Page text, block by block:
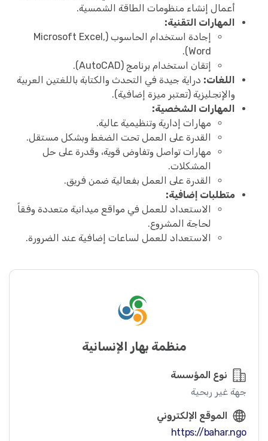
أعمال إنشاء منظومات الطاقة الشمسية.
المهارات التقنية:
إجادة استخدام الحاسوب (Microsoft Excel,
Word).
إتقان استخدام برنامج (AutoCAD).
اللغات: دراية جيدة في التحدث والكتابة باللغتين العربية
والإنجليزية (تعتبر ميزة إضافية).
المهارات الشخصية:
مهارات إدارية وتنظيمية عالية.
القدرة على العمل تحت الضغط وبشكل مستقل.
مهارات تواصل وتفاوض قوية، وقدرة على حل
المشكلات.
القدرة على العمل بفعالية ضمن فريق.
متطلبات إضافية:
الاستعداد للعمل في مواقع ميدانية متعددة وفقاً
لحاجة المشروع.
الاستعداد للعمل لساعات إضافية عند الضرورة.
منظمة بهار الإنسانية
نوع المؤسسة
جهة غير ربحية
الموقع الإلكتروني
https://bahar.ngo